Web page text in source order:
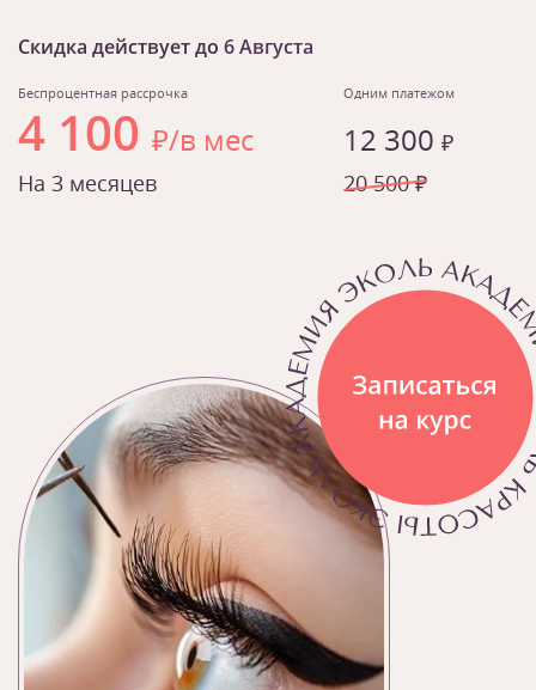
Скидка действует до 6 Августа
Беспроцентная рассрочка
4 100 ₽/в мес
На 3 месяцев
Одним платежом
12 300 ₽
20 500 ₽